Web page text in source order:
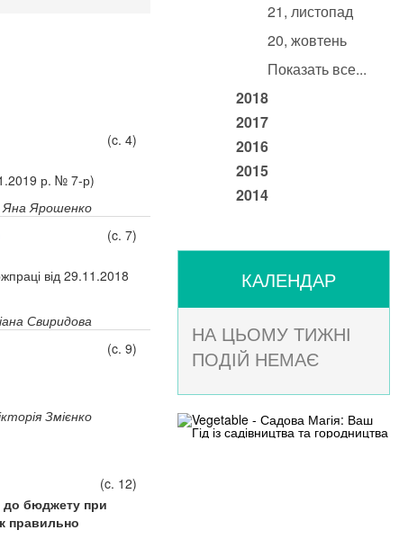
(c. 4)
р. № 7-р)
Яна Ярошенко
(c. 7)
від 29.11.2018
Свиридова
(c. 9)
Змієнко
(c. 12)
до бюджету при
правильно
21, листопад
20, жовтень
Показать все...
2018
2017
2016
2015
2014
КАЛЕНДАР
НА ЦЬОМУ ТИЖНІ
ПОДІЙ НЕМАЄ